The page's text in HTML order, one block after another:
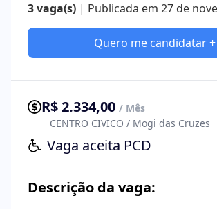
3 vaga(s) | Publicada em 27 de
Quero me candidatar +
R$ 2.334,00 / Mês
CENTRO CIVICO / Mogi das Cruzes
Vaga aceita PCD
Descrição da vaga: